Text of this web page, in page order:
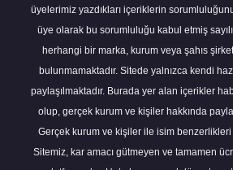
üyelerimiz yazdıkları içeriklerin
üye olarak bu sorumluluğu kabul etmiş
herhangi bir marka, kurum veya şahıs
bulunmamaktadır. Sitede yalnızca kendi
paylaşılmaktadır. Burada yer alan içerikler
olup, gerçek kurum ve kişiler hakkında
Gerçek kurum ve kişiler ile isim
Sitemiz, kar amacı gütmeyen ve tamamen